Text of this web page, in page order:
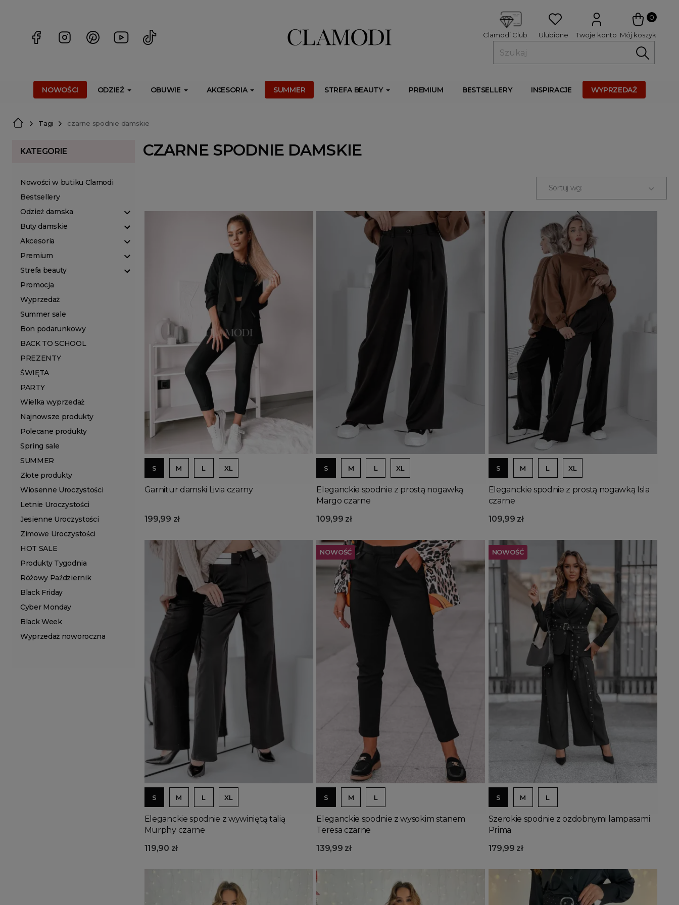
0
Mój koszyk
Twoje konto
Ulubione
Clamodi Club
NOWOŚCI ODZIEŻ OBUWIE AKCESORIA SUMMER STREFA BEAUTY PREMIUM BESTSELLERY INSPIRACJE WYPRZEDAŻ
Tagi czarne spodnie damskie
KATEGORIE
Nowości w butiku Clamodi
Bestsellery
Odzież damska
Buty damskie
Akcesoria
Premium
Strefa beauty
Promocja
Wyprzedaż
Summer sale
Bon podarunkowy
BACK TO SCHOOL
PREZENTY
ŚWIĘTA
PARTY
Wielka wyprzedaż
Najnowsze produkty
Polecane produkty
Spring sale
SUMMER
Złote produkty
Wiosenne Uroczystości
Letnie Uroczystości
Jesienne Uroczystości
Zimowe Uroczystości
HOT SALE
Produkty Tygodnia
Różowy Październik
Black Friday
Cyber Monday
Black Week
Wyprzedaż noworoczna
CZARNE SPODNIE DAMSKIE
Sortuj wg:
Dodaj do koszyka
S M L XL
Garnitur damski Livia czarny
199,99 zł
Dodaj do koszyka
S M L XL
Eleganckie spodnie z prostą nogawką
Margo czarne
109,99 zł
S M L XL
Eleganckie spodnie z prostą nogawką Isla
czarne
109,99 zł
Dodaj do koszyka
S M L XL
Eleganckie spodnie z wywiniętą talią
Murphy czarne
119,90 zł
Dodaj do koszyka
S M L
Eleganckie spodnie z wysokim stanem
Teresa czarne
139,99 zł
NOWOŚĆ
S M L
Szerokie spodnie z ozdobnymi lampasami
Prima
179,99 zł
NOWOŚĆ